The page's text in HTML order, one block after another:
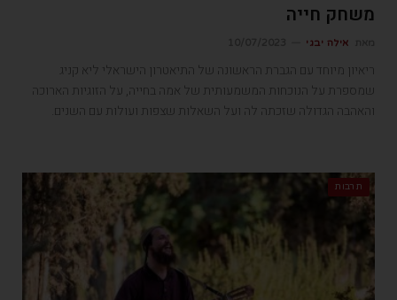
משחק חייה
אילה יבגי
ריאיון מיוחד עם הגברת הראשונה של התיאטרון הישראלי ליא קניג
שמספרת על הנוכחות המשמעותית של אמה בחייה, על הזוגיות הארוכה
והאהבה הגדולה שזכתה לה ועל השאלות שצפות ועולות עם השנים.
תרבות